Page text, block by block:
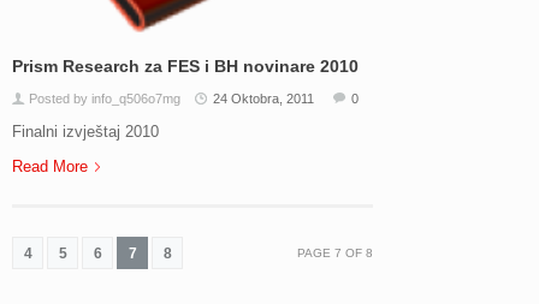
Prism Research za FES i BH novinare 2010
Posted by info_q506o7mg 24 Oktobra, 2011 0
Finalni izvještaj 2010
Read More
4 5 6 7 8 PAGE 7 OF 8